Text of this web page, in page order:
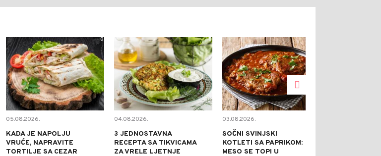
0
05.08.2026.
KADA JE NAPOLJU
VRUĆE, NAPRAVITE
TORTILJE SA CEZAR
0
04.08.2026.
3 JEDNOSTAVNA
RECEPTA SA TIKVICAMA
ZA VRELE LJETNJE
03.08.2026.
SOČNI SVINJSKI
KOTLETI SA PAPRIKOM:
MESO SE TOPI U